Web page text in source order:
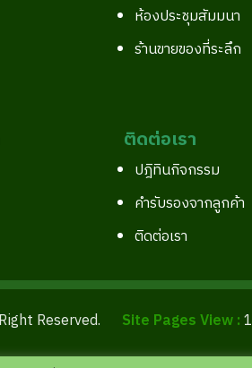
ห้องประชุมสัมมนา
ร้านขายของที่ระลึก
ติดต่อเรา
ปฎิทินกิจกรรม
คำรับรองจากลูกค้า
ติดต่อเรา
Reserved. Site Pages View :